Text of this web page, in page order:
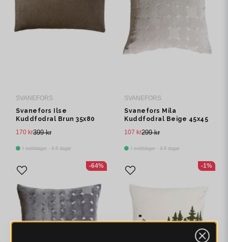
SVANEFORS
Svanefors Ilse
Kuddfodral Brun 35x80
399 kr
170 kr
I webblager - 4-8 dagar
SVANEFORS
Svanefors Mila
Kuddfodral Beige 45x45
299 kr
107 kr
I webblager - 4-8 dagar
-64% -1%